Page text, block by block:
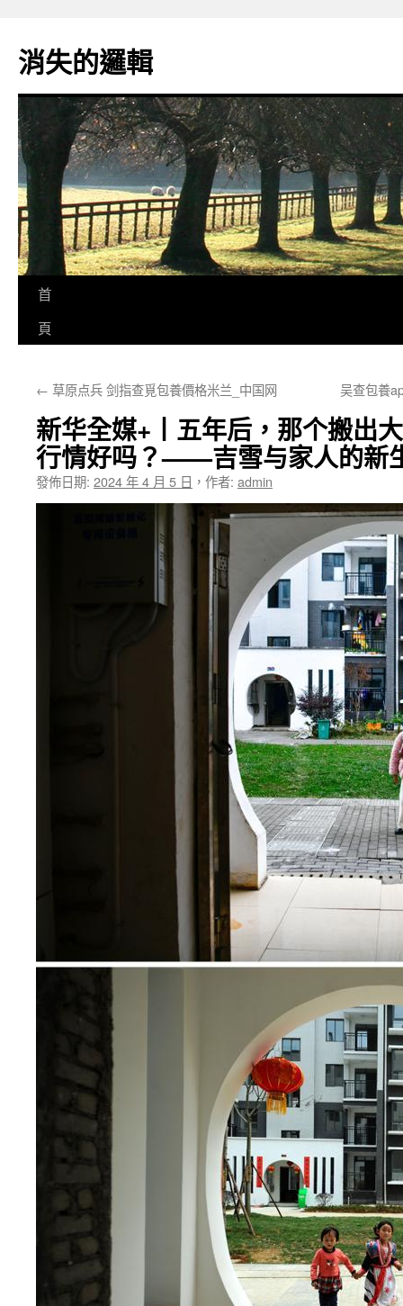
主
要
消失的邏輯
首
頁
← 草原点兵 剑指查覓包養價格米兰_中国网 吴查包養
新华全媒+丨五年后，那个搬出
行情好吗？——吉雪与家人的新
發佈日期: 2024 年 4 月 5 日 ， 作者: admin